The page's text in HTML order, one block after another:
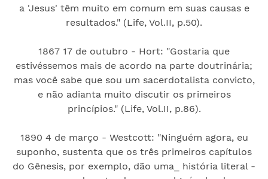
a 'Jesus' têm muito em comum em suas causas e
resultados." (Life, Vol.II, p.50).
1867 17 de outubro - Hort: "Gostaria que
estivéssemos mais de acordo na parte doutrinária;
mas você sabe que sou um sacerdotalista convicto,
e não adianta muito discutir os primeiros
princípios." (Life, Vol.II, p.86).
1890 4 de março - Westcott: "Ninguém agora, eu
suponho, sustenta que os três primeiros capítulos
do Gênesis, por exemplo, dão uma_ história literal -